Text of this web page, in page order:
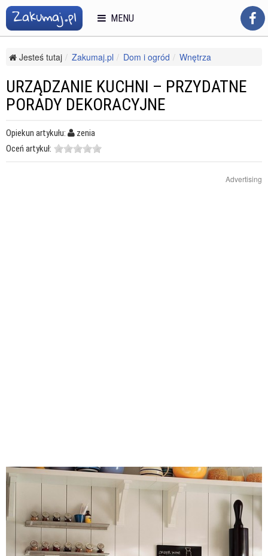
Jesteś tutaj Zakumaj.pl Dom i ogród
Wnętrza
Urządzanie kuchni – przydatne porady dekoracyjne
URZĄDZANIE KUCHNI – PRZYDATNE
PORADY DEKORACYJNE
Opiekun artykułu:
zenia
Oceń artykuł:
Advertising
MENU